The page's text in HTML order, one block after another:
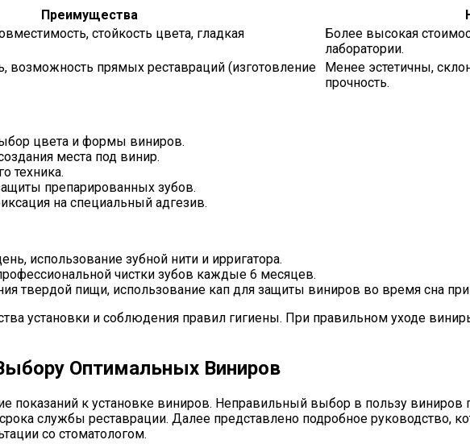
Преимущества
стойкость цвета, гладкая
Более высокая
лаборатории.
возможность прямых реставраций (изготовление
Менее эстетичны,
прочность.
цвета и формы виниров.
места под винир.
техника.
препарированных зубов.
на специальный адгезив.
использование зубной нити и ирригатора.
чистки зубов каждые 6 месяцев.
твердой пищи, использование кап для защиты виниров во время сна
установки и соблюдения правил гигиены. При правильном уходе
Оптимальных Виниров
показаний к установке виниров. Неправильный выбор в пользу виниров
службы реставрации. Далее представлено подробное руководство,
со стоматологом.